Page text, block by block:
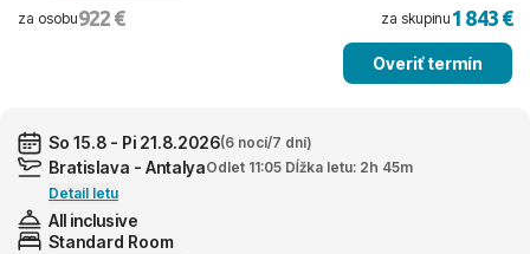
za osobu922 € za skupinu1 843 €
Overiť termín
So 15.8 - Pi 21.8.2026(6 nocí/7 dní)
Bratislava - AntalyaOdlet 11:05 Dĺžka letu: 2h 45m
Detail letu
All inclusive
Standard Room